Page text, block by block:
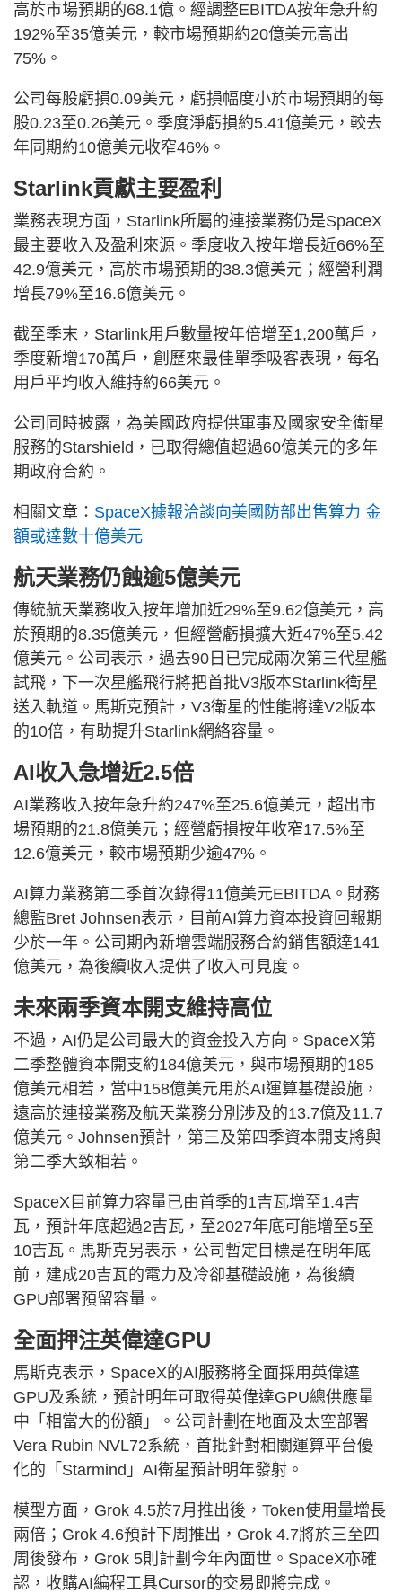
高於市場預期的68.1億。經調整EBITDA按年急升約
192%至35億美元，較市場預期約20億美元高出
75%。
公司每股虧損0.09美元，虧損幅度小於市場預期的每
股0.23至0.26美元。季度淨虧損約5.41億美元，較去
年同期約10億美元收窄46%。
Starlink貢獻主要盈利
業務表現方面，Starlink所屬的連接業務仍是SpaceX
最主要收入及盈利來源。季度收入按年增長近66%至
42.9億美元，高於市場預期的38.3億美元；經營利潤
增長79%至16.6億美元。
截至季末，Starlink用戶數量按年倍增至1,200萬戶，
季度新增170萬戶，創歷來最佳單季吸客表現，每名
用戶平均收入維持約66美元。
公司同時披露，為美國政府提供軍事及國家安全衛星
服務的Starshield，已取得總值超過60億美元的多年
期政府合約。
相關文章： SpaceX據報洽談向美國防部出售算力 金
額或達數十億美元
航天業務仍蝕逾5億美元
傳統航天業務收入按年增加近29%至9.62億美元，高
於預期的8.35億美元，但經營虧損擴大近47%至5.42
億美元。公司表示，過去90日已完成兩次第三代星艦
試飛，下一次星艦飛行將把首批V3版本Starlink衛星
送入軌道。馬斯克預計，V3衛星的性能將達V2版本
的10倍，有助提升Starlink網絡容量。
AI收入急增近2.5倍
AI業務收入按年急升約247%至25.6億美元，超出市
場預期的21.8億美元；經營虧損按年收窄17.5%至
12.6億美元，較市場預期少逾47%。
AI算力業務第二季首次錄得11億美元EBITDA。財務
總監Bret Johnsen表示，目前AI算力資本投資回報期
少於一年。公司期內新增雲端服務合約銷售額達141
億美元，為後續收入提供了收入可見度。
未來兩季資本開支維持高位
不過，AI仍是公司最大的資金投入方向。SpaceX第
二季整體資本開支約184億美元，與市場預期的185
億美元相若，當中158億美元用於AI運算基礎設施，
遠高於連接業務及航天業務分別涉及的13.7億及11.7
億美元。Johnsen預計，第三及第四季資本開支將與
第二季大致相若。
SpaceX目前算力容量已由首季的1吉瓦增至1.4吉
瓦，預計年底超過2吉瓦，至2027年底可能增至5至
10吉瓦。馬斯克另表示，公司暫定目標是在明年底
前，建成20吉瓦的電力及冷卻基礎設施，為後續
GPU部署預留容量。
全面押注英偉達GPU
馬斯克表示，SpaceX的AI服務將全面採用英偉達
GPU及系統，預計明年可取得英偉達GPU總供應量
中「相當大的份額」。公司計劃在地面及太空部署
Vera Rubin NVL72系統，首批針對相關運算平台優
化的「Starmind」AI衛星預計明年發射。
模型方面，Grok 4.5於7月推出後，Token使用量增長
兩倍；Grok 4.6預計下周推出，Grok 4.7將於三至四
周後發布，Grok 5則計劃今年內面世。SpaceX亦確
認，收購AI編程工具Cursor的交易即將完成。